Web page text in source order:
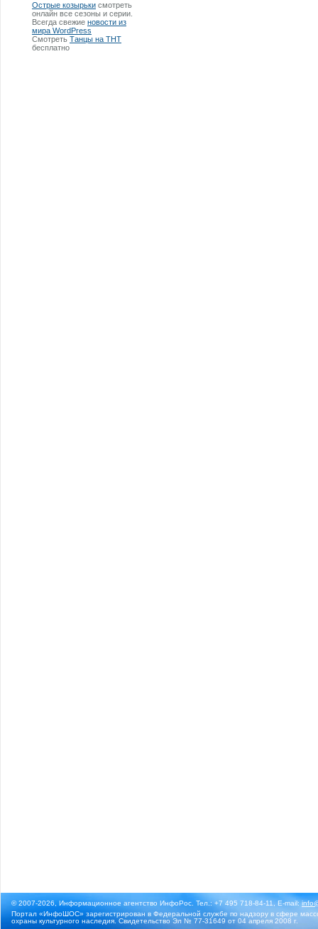
Острые козырьки смотреть
онлайн все сезоны и серии.
Всегда свежие новости из
мира WordPress
Смотреть Танцы на ТНТ
бесплатно
© 2007-2026, Информационное агентство ИнфоРос. Тел.: +7 495 718-84-11, E-mail:
Портал «ИнфоШОС» зарегистрирован в Федеральной службе по надзору в сфере
охраны культурного наследия. Свидетельство Эл № 77-31649 от 04 апреля 2008 г.